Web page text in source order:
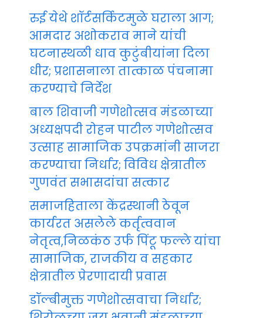
रुई येथे शॉर्टसर्किटमुळे घराला आग;
आमदार अशोकराव माने यांची
घटनास्थळी धाव कुटुंबीयांना दिला
धीर; प्रशासनाला तात्काळ पंचनामा
करण्याचे निर्देश
बाल शिवाजी गणेशोत्सव मंडळाच्या
अध्यक्षपदी रोहन पाटील गणेशोत्सव
उत्साह सामाजिक उपक्रमांनी साजरा
करण्याचा निर्धार; विविध क्षेत्रातील
गुणवंत सभासदांचा सत्कार
समाजहिताला केंद्रस्थानी ठेवून
कार्यरत असलेले कर्तृत्ववान
नेतृत्व,निळकंठ उर्फ पिंटू फल्ले यांचा
सामाजिक, राजकीय व सहकार
क्षेत्रातील प्रेरणादायी प्रवास
डॉल्बीमुक्त गणेशोत्सवाचा निर्धार;